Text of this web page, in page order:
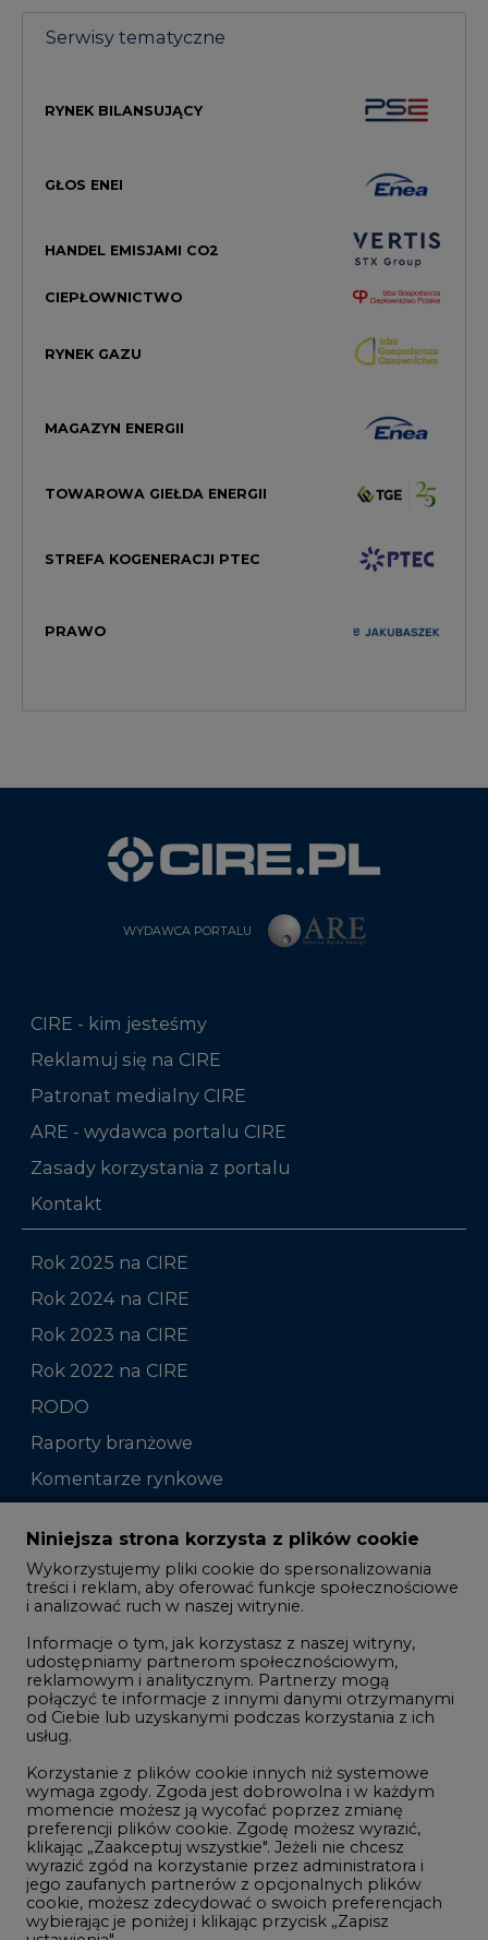
Serwisy tematyczne
RYNEK BILANSUJĄCY
GŁOS ENEI
HANDEL EMISJAMI CO2
CIEPŁOWNICTWO
RYNEK GAZU
MAGAZYN ENERGII
TOWAROWA GIEŁDA ENERGII
STREFA KOGENERACJI PTEC
PRAWO
WYDAWCA PORTALU
CIRE - kim jesteśmy
Reklamuj się na CIRE
Patronat medialny CIRE
ARE - wydawca portalu CIRE
Zasady korzystania z portalu
Kontakt
Rok 2025 na CIRE
Rok 2024 na CIRE
Rok 2023 na CIRE
Rok 2022 na CIRE
RODO
Raporty branżowe
Komentarze rynkowe
Zmiany kadrowe na rynku
Studio CIRE
Rozmowy o energetyce
Gospodarka
Geopolityka
LTE450
Innowacje i AI
Telekomunikacja i IT
Handel emisjami CO2
Wodór
Górnictwo
Niniejsza strona korzysta z plików cookie
Wykorzystujemy pliki cookie do spersonalizowania
treści i reklam, aby oferować funkcje społecznościowe
i analizować ruch w naszej witrynie.
Informacje o tym, jak korzystasz z naszej witryny,
udostępniamy partnerom społecznościowym,
reklamowym i analitycznym. Partnerzy mogą
połączyć te informacje z innymi danymi otrzymanymi
od Ciebie lub uzyskanymi podczas korzystania z ich
usług.
Korzystanie z plików cookie innych niż systemowe
wymaga zgody. Zgoda jest dobrowolna i w każdym
momencie możesz ją wycofać poprzez zmianę
preferencji plików cookie. Zgodę możesz wyrazić,
klikając „Zaakceptuj wszystkie". Jeżeli nie chcesz
wyrazić zgód na korzystanie przez administratora i
jego zaufanych partnerów z opcjonalnych plików
cookie, możesz zdecydować o swoich preferencjach
wybierając je poniżej i klikając przycisk „Zapisz